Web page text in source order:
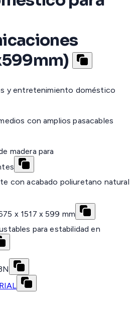
y entretenimiento doméstico
con amplios pasacables
madera para
con acabado poliuretano natural
x 1517 x 599 mm
para estabilidad en